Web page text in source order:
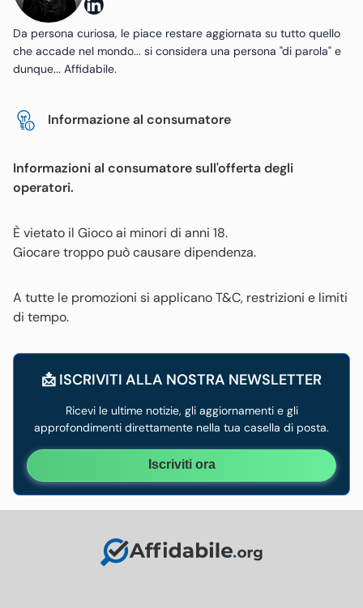
Da persona curiosa, le piace restare aggiornata su tutto quello
che accade nel mondo... si considera una persona "di parola" e
dunque... Affidabile.
Informazione al consumatore
Informazioni al consumatore sull'offerta degli
operatori.
È vietato il Gioco ai minori di anni 18.
Giocare troppo può causare dipendenza.
A tutte le promozioni si applicano T&C, restrizioni e limiti
di tempo.
📩 ISCRIVITI ALLA NOSTRA NEWSLETTER
Ricevi le ultime notizie, gli aggiornamenti e gli
approfondimenti direttamente nella tua casella di posta.
Iscriviti ora